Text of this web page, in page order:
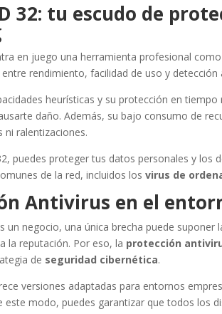
32: tu escudo de
en juego una herramienta profesional como
rendimiento, facilidad de uso y detección
heurísticas y su protección en
daño. Además, su bajo consumo de
ni ralentizaciones.
puedes proteger tus datos personales y
de la red, incluidos losvirus de
Antivirus en el
un negocio, una única brecha puede
la reputación. Por eso, la protección
de seguridad cibernética.
versiones adaptadas para entornos
este modo, puedes garantizar que todos los